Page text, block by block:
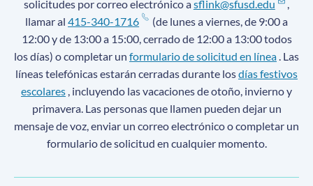
solicitudes por correo electrónico asflink@sfusd.edu
llamar al415-340-1716
(de lunes a viernes, de 9:00 a
12:00 y de 13:00 a 15:00, cerrado de 12:00 a 13:00 todos
los días) o completar un formulario de solicitud en línea . Las
líneas telefónicas estarán cerradas durante losdías festivos
escolares , incluyendo las vacaciones de otoño, invierno y
primavera. Las personas que llamen pueden dejar un
mensaje de voz, enviar un correo electrónico o completar un
formulario de solicitud en cualquier momento.